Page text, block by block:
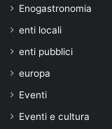
Enogastronomia
enti locali
enti pubblici
europa
Eventi
Eventi e cultura